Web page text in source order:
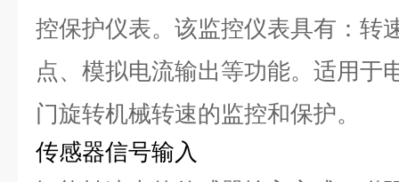
控保护仪表。该监控仪表具有：转
点、模拟电流输出等功能。适用于
门旋转机械转速的监控和保护。
传感器信号输入